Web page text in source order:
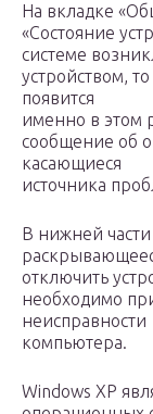
На вкладке
«Состояние
системе
устройством,
появится
именно в этом
сообщение об
касающиеся
источника
В нижней
отключить
необходимо
неисправности
компьютера.
Windows XP